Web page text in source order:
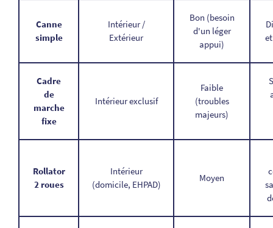
Canne
simple
Intérieur /
Extérieur
Bon (besoin
d'un léger
appui)
Cadre
de
marche
fixe
Intérieur exclusif
Faible
(troubles
majeurs)
Rollator
2 roues
Intérieur
(domicile, EHPAD)
Moyen